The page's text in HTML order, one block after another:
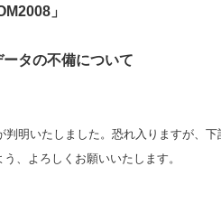
」
タの不備について
判明いたしました。恐れ入りますが、下
、よろしくお願いいたします。